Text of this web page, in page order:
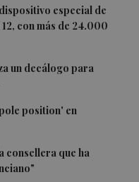
especial de
con más de 24.000
un decálogo para
position' en
consellera que ha